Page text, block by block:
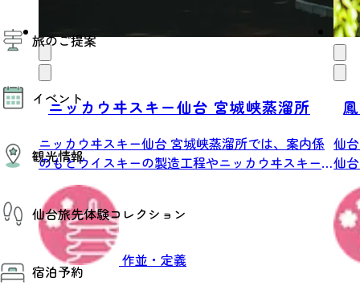
仙台から行く東北周遊旅
伝統的工芸品
夜時間トピックス
旅のご提案
モデルコース
AIおまかせコース
オリジナルプラン
イベント
イベント情報
その他イベント情報（音楽・展示会）
スポーツ情報
コンベンション情報
観光情報
観光スポット
温泉
美味いもの
季節のイベント
プロスポーツチーム・プロオーケストラ
仙台の銘品
仙台旅先体験コレクション
仙台旅先体験コレクション
体験プログラム検索（予約）
宿泊予約
ニッカウヰスキー仙台 宮城峡蒸溜所
ニッカウヰスキー仙台 宮城峡蒸溜所では、案内係
のもとウイスキーの製造工程やニッカウヰスキー
の歴...
作並・定義
仙
仙
な